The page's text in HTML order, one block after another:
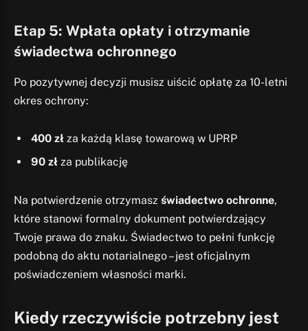
Etap 5: Wpłata opłaty i otrzymanie
świadectwa ochronnego
Po pozytywnej decyzji musisz uiścić opłatę za 10-letni
okres ochrony:
400 zł za każdą klasę towarową w UPRP
90 zł za publikację
Na potwierdzenie otrzymasz świadectwo ochronne,
które stanowi formalny dokument potwierdzający
Twoje prawa do znaku. Świadectwo to pełni funkcję
podobną do aktu notarialnego – jest oficjalnym
poświadczeniem własności marki.
Kiedy rzeczywiście potrzebny jest